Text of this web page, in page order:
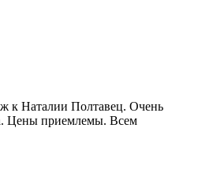
к Наталии Полтавец. Очень
Цены приемлемы. Всем